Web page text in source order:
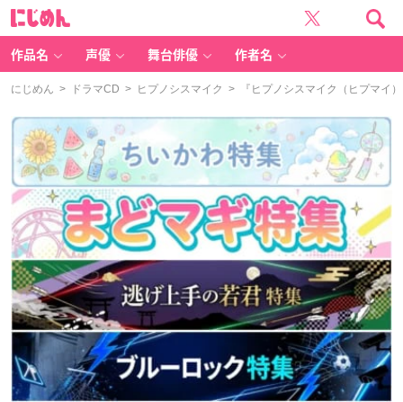
作品名 声優 舞台俳優 作者名
にじめん > ドラマCD > ヒプノシスマイク > 『ヒプノシスマイク（ヒプマイ